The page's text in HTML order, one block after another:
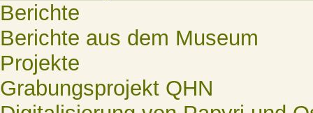
Berichte
Berichte aus dem Museum
Projekte
Grabungsprojekt QHN